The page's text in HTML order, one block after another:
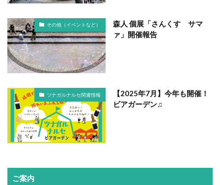
その他（イベントなど）
森人 個展「さんくす サマ
ァ」開催報告
ツナガルナルセ関連情報
【2025年7月】今年も開催！
ビアガーデン♫
ご案内